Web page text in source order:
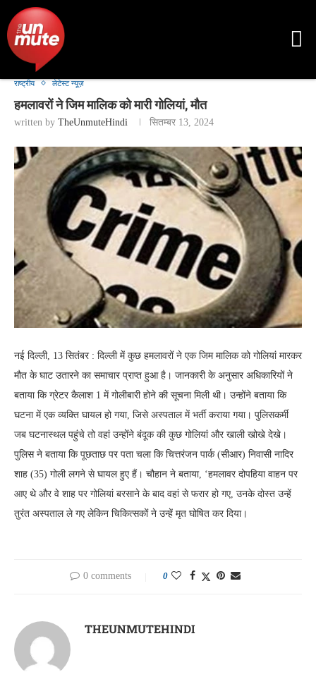
राष्ट्रीय लेटेस्ट न्यूज़
हमलावरों ने जिम मालिक को मारी गोलियां, मौत
written by TheUnmuteHindi सितम्बर 13, 2024
नई दिल्ली, 13 सितंबर : दिल्ली में कुछ हमलावरों ने एक जिम मालिक को गोलियां मारकर
मौत के घाट उतारने का समाचार प्राप्त हुआ है। जानकारी के अनुसार अधिकारियों ने
बताया कि ग्रेटर कैलाश 1 में गोलीबारी होने की सूचना मिली थी। उन्होंने बताया कि
घटना में एक व्यक्ति घायल हो गया, जिसे अस्पताल में भर्ती कराया गया। पुलिसकर्मी
जब घटनास्थल पहुंचे तो वहां उन्होंने बंदूक की कुछ गोलियां और खाली खोखे देखे।
पुलिस ने बताया कि पूछताछ पर पता चला कि चित्तरंजन पार्क (सीआर) निवासी नादिर
शाह (35) गोली लगने से घायल हुए हैं। चौहान ने बताया, ‘हमलावर दोपहिया वाहन पर
आए थे और वे शाह पर गोलियां बरसाने के बाद वहां से फरार हो गए, उनके दोस्त उन्हें
तुरंत अस्पताल ले गए लेकिन चिकित्सकों ने उन्हें मृत घोषित कर दिया।
0 comments 0
THEUNMUTEHINDI